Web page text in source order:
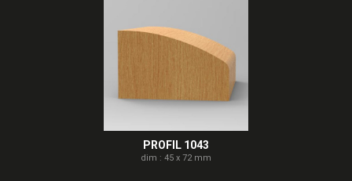
PROFIL 1043
dim : 45 x 72 mm